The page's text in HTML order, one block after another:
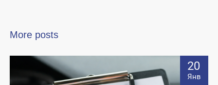
More posts
20
Янв